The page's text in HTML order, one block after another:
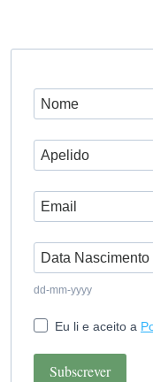
dd-mm-yyyy
Eu li e aceito a
Subscrever